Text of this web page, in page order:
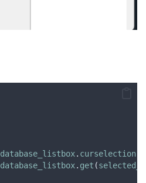
database_listbox. curselection
database_listbox. get (